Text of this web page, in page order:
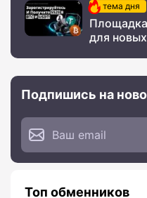
тема дня
для
Подпишись на
Топ обменников